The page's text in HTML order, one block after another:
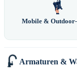
Mobile &
Armaturen &